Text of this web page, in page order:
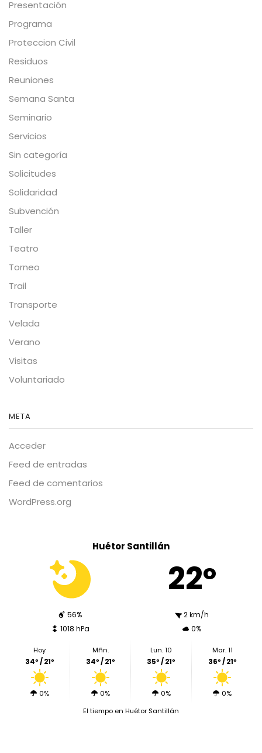
Presentación
Programa
Proteccion Civil
Residuos
Reuniones
Semana Santa
Seminario
Servicios
Sin categoría
Solicitudes
Solidaridad
Subvención
Taller
Teatro
Torneo
Trail
Transporte
Velada
Verano
Visitas
Voluntariado
META
Acceder
Feed de entradas
Feed de comentarios
WordPress.org
Huétor Santillán
22º
56%
2 km/h
1018 hPa
0%
Hoy
34º / 21º
0%
Mñn.
34º / 21º
0%
Lun. 10
35º / 21º
0%
Mar. 11
36º / 21º
0%
El tiempo en Huétor Santillán